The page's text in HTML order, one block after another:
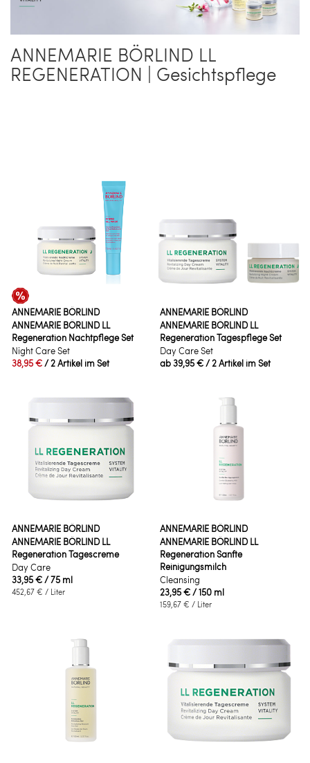
ANNEMARIE BÖRLIND LL
REGENERATION | Gesichtspflege
ANNEMARIE BÖRLIND
ANNEMARIE BÖRLIND LL
Regeneration Nachtpflege Set
Night Care Set
38,95 €/ 2 Artikel im Set
ANNEMARIE BÖRLIND
ANNEMARIE BÖRLIND LL
Regeneration Tagespflege Set
Day Care Set
ab39,95 €/ 2 Artikel im Set
ANNEMARIE BÖRLIND
ANNEMARIE BÖRLIND LL
Regeneration Tagescreme
Day Care
33,95 €/ 75 ml
452,67 € / Liter
ANNEMARIE BÖRLIND
ANNEMARIE BÖRLIND LL
Regeneration Sanfte
Reinigungsmilch
Cleansing
23,95 €/ 150 ml
159,67 € / Liter